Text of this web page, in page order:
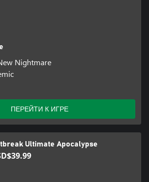
Nightmare
ПЕРЕЙТИ К ИГРЕ
Ultimate Apocalypse